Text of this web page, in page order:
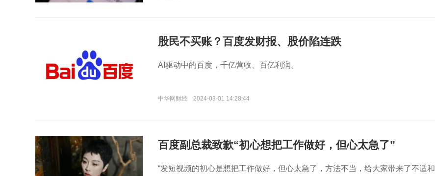
股民不买账？百度发财报、股价陷连跌
AI驱动中的百度，千亿营收、百亿利润。
中华网财经 2024-03-01 14:28:44
百度副总裁致歉“初心想把工作做好，但心太急了”
“发短视频的初心是想把工作做好，但心太急了，方法不当，给大家带来了不适和